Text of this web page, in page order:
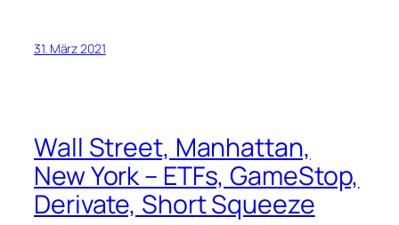
31. März 2021
Wall Street, Manhattan,
New York – ETFs, GameStop,
Derivate, Short Squeeze